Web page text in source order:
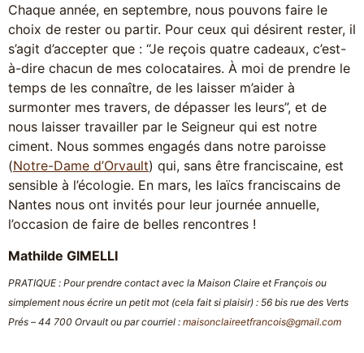
Chaque année, en septembre, nous pouvons faire le
choix de rester ou partir. Pour ceux qui désirent rester, il
s’agit d’accepter que : “Je reçois quatre cadeaux, c’est-
à-dire chacun de mes colocataires. À moi de prendre le
temps de les connaître, de les laisser m’aider à
surmonter mes travers, de dépasser les leurs”, et de
nous laisser travailler par le Seigneur qui est notre
ciment. Nous sommes engagés dans notre paroisse
(Notre-Dame d’Orvault) qui, sans être franciscaine, est
sensible à l’écologie. En mars, les laïcs franciscains de
Nantes nous ont invités pour leur journée annuelle,
l’occasion de faire de belles rencontres !
Mathilde GIMELLI
PRATIQUE : Pour prendre contact avec la Maison Claire et François ou
simplement nous écrire un petit mot (cela fait si plaisir) : 56 bis rue des Verts
Prés – 44 700 Orvault ou par courriel : maisonclaireetfrancois@gmail.com